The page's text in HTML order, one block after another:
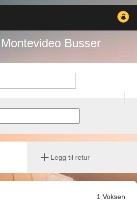
Busser
Legg til retur
1 Voksen